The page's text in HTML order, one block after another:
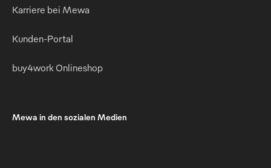
Karriere bei Mewa
Kunden-Portal
buy4work Onlineshop
Mewa in den sozialen Medien